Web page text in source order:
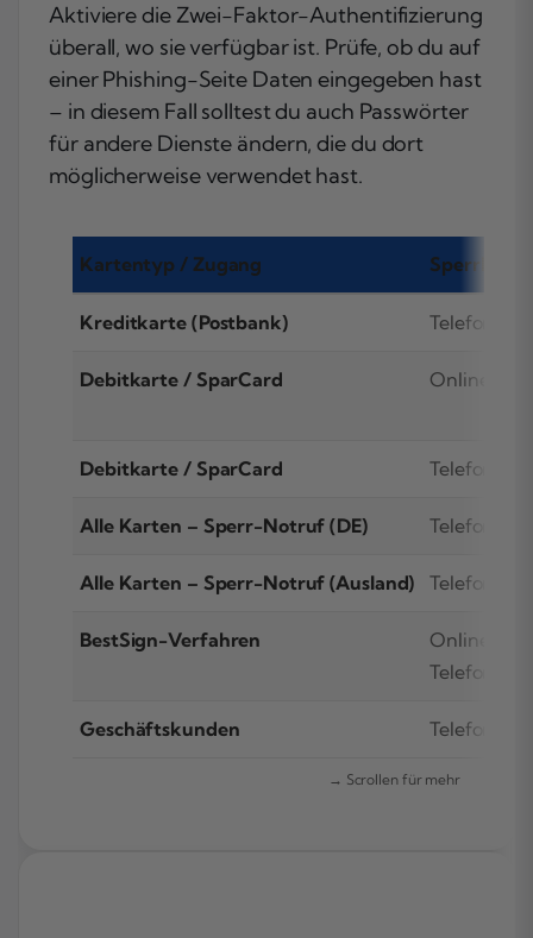
Aktiviere die Zwei-Faktor-Authentifizierung
überall, wo sie verfügbar ist. Prüfe, ob du auf
einer Phishing-Seite Daten eingegeben hast
– in diesem Fall solltest du auch Passwörter
für andere Dienste ändern, die du dort
möglicherweise verwendet hast.
Kartentyp / Zugang Sperrkanal
Kreditkarte (Postbank) Telefon
Debitkarte / SparCard Online-
Debitkarte / SparCard Telefon
Alle Karten – Sperr-Notruf (DE) Telefon,
Alle Karten – Sperr-Notruf (Ausland) Telefon,
BestSign-Verfahren
Online-
Telefon
Geschäftskunden Telefon